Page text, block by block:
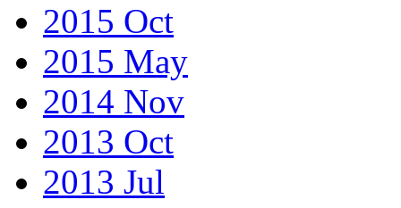
2015 Oct
2015 May
2014 Nov
2013 Oct
2013 Jul